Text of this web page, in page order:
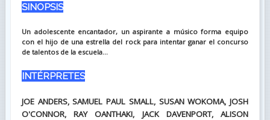
SINOPSIS
Un adolescente encantador, un aspirante a músico forma equipo
con el hijo de una estrella del rock para intentar ganar el concurso
de talentos de la escuela...
INTÉRPRETES
JOE ANDERS, SAMUEL PAUL SMALL, SUSAN WOKOMA, JOSH
O'CONNOR, RAY OANTHAKI, JACK DAVENPORT, ALISON